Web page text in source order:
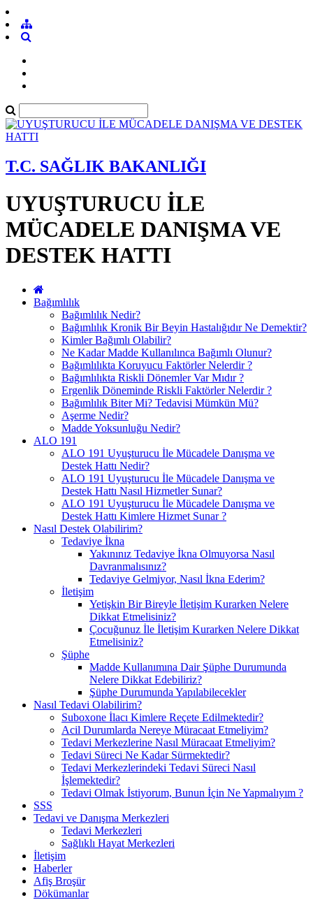
T.C. SAĞLIK BAKANLIĞI
UYUŞTURUCU İLE
MÜCADELE DANIŞMA VE
DESTEK HATTI
Bağımlılık
Bağımlılık Nedir?
Bağımlılık Kronik Bir Beyin Hastalığıdır Ne Demektir?
Kimler Bağımlı Olabilir?
Ne Kadar Madde Kullanılınca Bağımlı Olunur?
Bağımlılıkta Koruyucu Faktörler Nelerdir ?
Bağımlılıkta Riskli Dönemler Var Mıdır ?
Ergenlik Döneminde Riskli Faktörler Nelerdir ?
Bağımlılık Biter Mi? Tedavisi Mümkün Mü?
Aşerme Nedir?
Madde Yoksunluğu Nedir?
ALO 191
ALO 191 Uyuşturucu İle Mücadele Danışma ve
Destek Hattı Nedir?
ALO 191 Uyuşturucu İle Mücadele Danışma ve
Destek Hattı Nasıl Hizmetler Sunar?
ALO 191 Uyuşturucu İle Mücadele Danışma ve
Destek Hattı Kimlere Hizmet Sunar ?
Nasıl Destek Olabilirim?
Tedaviye İkna
Yakınınız Tedaviye İkna Olmuyorsa Nasıl
Davranmalısınız?
Tedaviye Gelmiyor, Nasıl İkna Ederim?
İletişim
Yetişkin Bir Bireyle İletişim Kurarken Nelere
Dikkat Etmelisiniz?
Çocuğunuz İle İletişim Kurarken Nelere Dikkat
Etmelisiniz?
Şüphe
Madde Kullanımına Dair Şüphe Durumunda
Nelere Dikkat Edebiliriz?
Şüphe Durumunda Yapılabilecekler
Nasıl Tedavi Olabilirim?
Suboxone İlacı Kimlere Reçete Edilmektedir?
Acil Durumlarda Nereye Müracaat Etmeliyim?
Tedavi Merkezlerine Nasıl Müracaat Etmeliyim?
Tedavi Süreci Ne Kadar Sürmektedir?
Tedavi Merkezlerindeki Tedavi Süreci Nasıl
İşlemektedir?
Tedavi Olmak İstiyorum, Bunun İçin Ne Yapmalıyım ?
SSS
Tedavi ve Danışma Merkezleri
Tedavi Merkezleri
Sağlıklı Hayat Merkezleri
İletişim
Haberler
Afiş Broşür
Dökümanlar